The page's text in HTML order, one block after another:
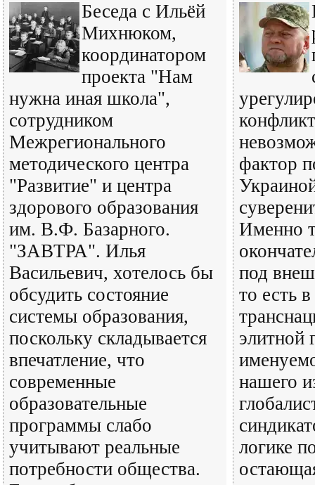
Беседа с Ильёй
Михнюком,
координатором
проекта "Нам
нужна иная школа",
сотрудником
Межрегионального
методического центра
"Развитие" и центра
здорового образования
им. В.Ф. Базарного.
"ЗАВТРА". Илья
Васильевич, хотелось бы
обсудить состояние
системы образования,
поскольку складывается
впечатление, что
современные
образовательные
программы слабо
учитывают реальные
потребности общества.
фактор
Именно
под
то есть
элитной
нашего
логике